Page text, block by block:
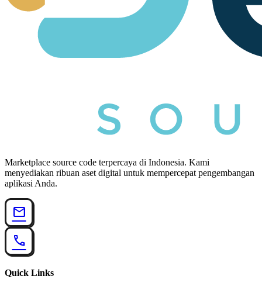
Marketplace source code terpercaya di Indonesia. Kami
menyediakan ribuan aset digital untuk mempercepat pengembangan
aplikasi Anda.
mail
call
Quick Links